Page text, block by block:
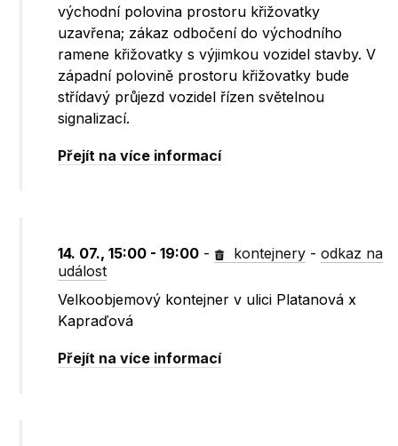
východní polovina prostoru křižovatky
uzavřena; zákaz odbočení do východního
ramene křižovatky s výjimkou vozidel stavby. V
západní polovině prostoru křižovatky bude
střídavý průjezd vozidel řízen světelnou
signalizací.
Přejít na více informací
14. 07., 15:00 - 19:00 - kontejnery -odkaz na
událost
Velkoobjemový kontejner v ulici Platanová x
Kapraďová
Přejít na více informací